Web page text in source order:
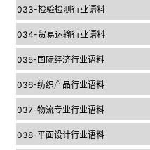
033-检验检测行业语料
034-贸易运输行业语料
035-国际经济行业语料
036-纺织产品行业语料
037-物流专业行业语料
038-平面设计行业语料